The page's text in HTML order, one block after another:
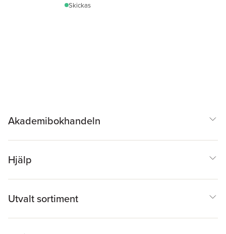
Skickas
Akademibokhandeln
Hjälp
Utvalt sortiment